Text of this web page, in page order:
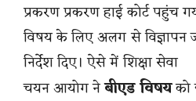
प्रकरण प्रकरण हाई कोर्ट पहुंच
विषय के लिए अलग से
निर्देश दिए। ऐसे में शिक्षा सेवा
चयन आयोग नेबीएड विषयको